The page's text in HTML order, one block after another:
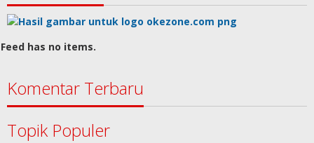
Feed has no items.
Komentar Terbaru
Topik Populer